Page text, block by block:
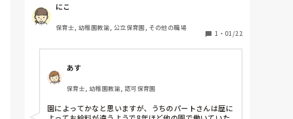
と変わらずなので、ワークライフバランスに重きを置
きたい自分としては羨ましいです笑 そうは言っても年
収としては、かなり違うと思って頑張っています
が...。なんでパートさんだけなんだろうって感じです
にこ
保育士, 幼稚園教諭, 公立保育園, その他の職場
1 ・ 01/22
あす
保育士, 幼稚園教諭, 認可保育園
園によってかなと思いますが、うちのパートさんは歴に